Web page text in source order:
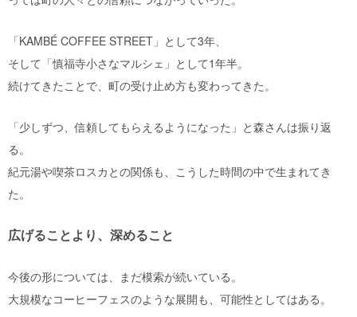
「KAMBÉ COFFEE STREET」として3年、
そして「慎福寺小さなマルシェ」として1年半。
続けてきたことで、町の受け止め方も変わってきた。
「少しずつ、信頼してもらえるようになった」と森さんは振り返
る。
紀元湯や喫茶ロスカとの関係も、こうした時間の中で生まれてき
た。
広げることより、深めること
今後の形については、まだ模索が続いている。
大規模なコーヒーフェスのような展開も、可能性としてはある。